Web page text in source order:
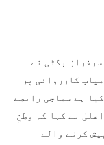
سرفراز بگٹی نے
کارروائی پر
ہے سماجی رابطے
نے کہا کہ وطنِ
کرنے والے